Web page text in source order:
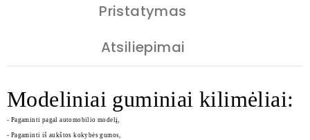
Pristatymas
Atsiliepimai
Modeliniai guminiai kilimėliai:
- Pagaminti pagal automobilio modelį,
- Pagaminti iš aukštos kokybės gumos,